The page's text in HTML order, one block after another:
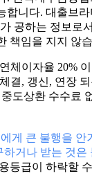
합니다. 대출브
공하는 정보로
책임을 지지 않
체이자율 20% 이
결, 갱신, 연장
도상환 수수료
게 큰 불행을 안
거나 받는 것은
등급이 하락할